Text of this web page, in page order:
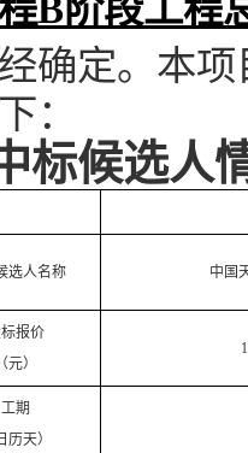
B阶段工程
确定。本项
：
标候选人
选人名称 中国
报价
（元）
工期
历天）